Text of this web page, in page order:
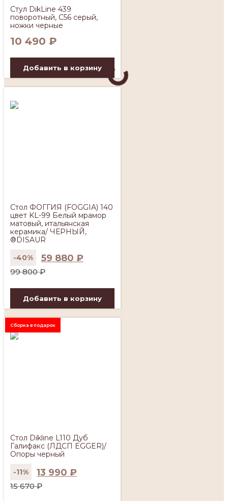
Стул DikLine 439
поворотный, C56 серый,
ножки черные
10 490 ₽
Добавить в корзину
Стол ФОГГИЯ (FOGGIA) 140
цвет KL-99 Белый мрамор
матовый, итальянская
керамика/ ЧЕРНЫЙ,
®DISAUR
99 800₽
Первоначальная
составляла
99
800 ₽.
59 880 ₽
Текущая
880 ₽.
-40%
Добавить в корзину
Сборка в подарок
Стол Dikline L110 Дуб
Галифакс (ЛДСП EGGER)/
Опоры черный
15 670₽
Первоначальная
13 990 ₽
Текущая
-11%